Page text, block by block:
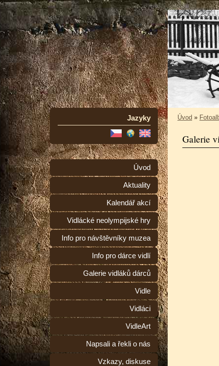
Jazyky
Úvod
Aktuality
Kalendář akcí
Vidlácké neolympijské hry
Info pro návštěvníky muzea
Info pro dárce vidlí
Galerie vidláků dárců
Vidle
Vidláci
VidleArt
Napsali a řekli o nás
Vzkazy, diskuse
Úvod »
Galerie